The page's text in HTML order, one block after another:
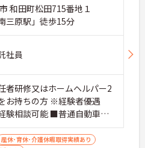
和田町松田715番地１
三原駅」徒歩15分
社員
者研修又はホームヘルパー2
お持ちの方 ※経験者優遇
験相談可能 ■普通自動車運
可）
産休･育休･介護休暇取得実績あり